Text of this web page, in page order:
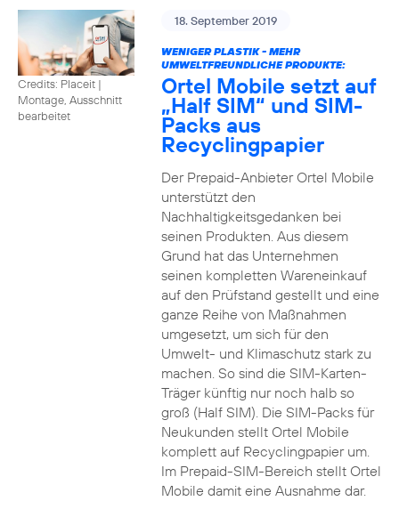
Credits: Placeit |
Montage, Ausschnitt
bearbeitet
18. September 2019
WENIGER PLASTIK - MEHR
UMWELTFREUNDLICHE PRODUKTE:
Ortel Mobile setzt auf
„Half SIM“ und SIM-
Packs aus
Recyclingpapier
Der Prepaid-Anbieter Ortel Mobile
unterstützt den
Nachhaltigkeitsgedanken bei
seinen Produkten. Aus diesem
Grund hat das Unternehmen
seinen kompletten Wareneinkauf
auf den Prüfstand gestellt und eine
ganze Reihe von Maßnahmen
umgesetzt, um sich für den
Umwelt- und Klimaschutz stark zu
machen. So sind die SIM-Karten-
Träger künftig nur noch halb so
groß (Half SIM). Die SIM-Packs für
Neukunden stellt Ortel Mobile
komplett auf Recyclingpapier um.
Im Prepaid-SIM-Bereich stellt Ortel
Mobile damit eine Ausnahme dar.